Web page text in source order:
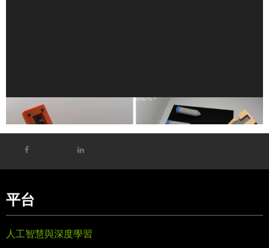
NVIDIA 與 Hugging Face 為 LeRobot 導入全新模型與框
架，供開放機器人社群使用
平台
人工智慧與深度學習